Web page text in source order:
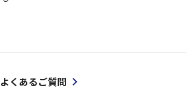
よくあるご質問